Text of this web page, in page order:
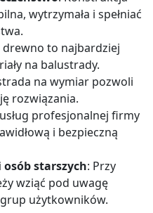
wytrzymała i spełniać
drewno to najbardziej
na balustrady.
na wymiar pozwoli
rozwiązania.
profesjonalnej firmy
i bezpieczną
osób starszych: Przy
wziąć pod uwagę
użytkowników.